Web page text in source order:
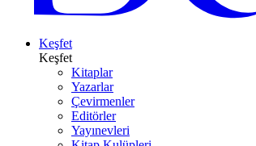
Keşfet
Keşfet
Kitaplar
Yazarlar
Çevirmenler
Editörler
Yayınevleri